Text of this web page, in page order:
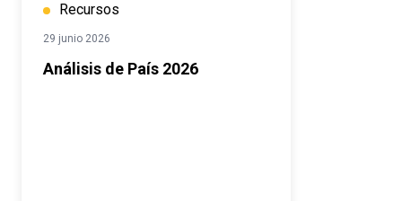
Recursos
29 junio 2026
Análisis de País 2026